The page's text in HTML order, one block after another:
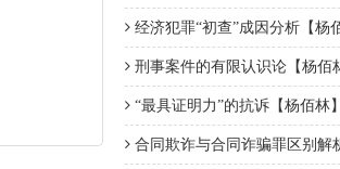
经济犯罪“初查”成因分析【杨
刑事案件的有限认识论【杨佰
“最具证明力”的抗诉【杨佰林
合同欺诈与合同诈骗罪区别解